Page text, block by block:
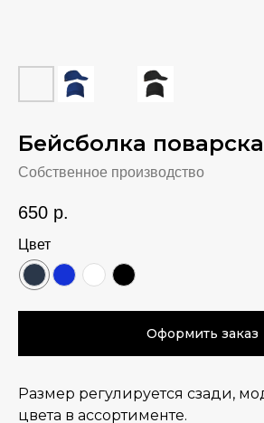
Бейсболка
Собственное производство
650 р.
Цвет
Оформить заказ
Размер регулируется сзади,
цвета в ассортименте.